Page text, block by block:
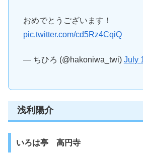
おめでとうございます！
pic.twitter.com/cd5Rz4CqiQ
— ちひろ (@hakoniwa_twi) July
浅利陽介
いろは亭 高円寺